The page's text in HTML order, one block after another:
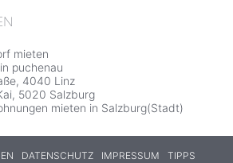
mieten
puchenau
4040 Linz
5020 Salzburg
mieten in Salzburg(Stadt)
DATENSCHUTZ IMPRESSUM TIPPS